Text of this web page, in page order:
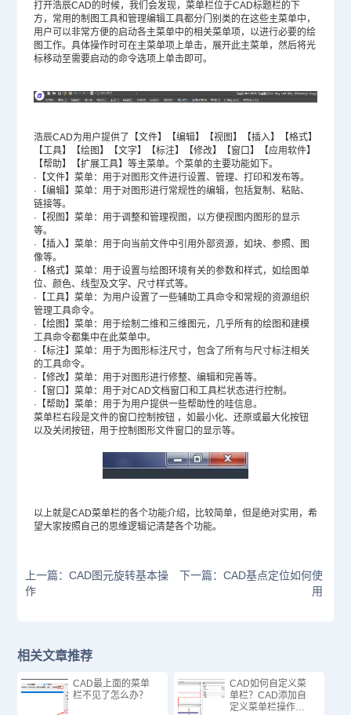
打开浩辰CAD的时候，我们会发现，菜单栏位于CAD标题栏的下
方，常用的制图工具和管理编辑工具都分门别类的在这些主菜单中，
用户可以非常方便的启动各主菜单中的相关菜单项，以进行必要的绘
图工作。具体操作时可在主菜单项上单击，展开此主菜单，然后将光
标移动至需要启动的命令选项上单击即可。
浩辰CAD为用户提供了【文件】【编辑】【视图】【插入】【格式】
【工具】【绘图】
【文字】 【标注】【修改】【窗口】
【应用软件】
【帮助】
【扩展工具】 等主菜单。个菜单的主要功能如下。
·【文件】菜单：用于对图形文件进行设置、管理、打印和发布等。
·【编辑】菜单：用于对图形进行常规性的编辑，包括复制、粘贴、
链接等。
·【视图】菜单：用于调整和管理视图，以方便视图内图形的显示
等。
·【插入】菜单：用于向当前文件中引用外部资源，如块、参照、图
像等。
·【格式】菜单：用于设置与绘图环境有关的参数和样式，如绘图单
位、颜色、线型及文字、尺寸样式等。
·【工具】菜单：为用户设置了一些辅助工具命令和常规的资源组织
管理工具命令。
·【绘图】菜单：用于绘制二维和三维图元，几乎所有的绘图和建模
工具命令都集中在此菜单中。
·【标注】菜单：用于为图形标注尺寸，包含了所有与尺寸标注相关
的工具命令。
·【修改】菜单：用于对图形进行修整、编辑和完善等。
·【窗口】菜单：用于对CAD文档窗口和工具栏状态进行控制。
·【帮助】菜单：用于为用户提供一些帮助性的哇信息。
菜单栏右段是文件的窗口控制按钮 ，如最小化、还原或最大化按钮
以及关闭按钮，用于控制图形文件窗口的显示等。
以上就是CAD菜单栏的各个功能介绍，比较简单，但是绝对实用，希
望大家按照自己的思维逻辑记清楚各个功能。
上一篇：CAD图元旋转基本操
作
下一篇：CAD基点定位如何使
用
相关文章推荐
CAD最上面的菜单
栏不见了怎么办？
CAD如何自定义菜
单栏？CAD添加自
定义菜单栏操作步